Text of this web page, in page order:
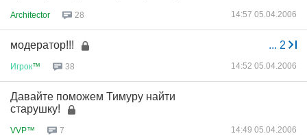
Architector 28 14:57 05.04.2006
... 2
модератор!!!
Игрок™ 38 14:52 05.04.2006
Давайте поможем Тимуру найти
старушку!
VVP™ 7 14:49 05.04.2006